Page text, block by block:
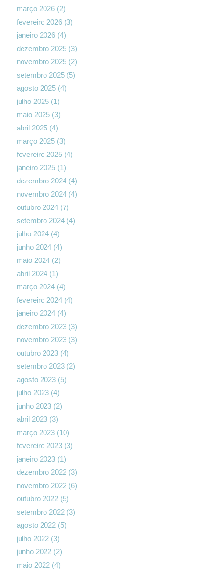
março 2026(2)
fevereiro 2026(3)
janeiro 2026(4)
dezembro 2025(3)
novembro 2025(2)
setembro 2025(5)
agosto 2025(4)
julho 2025(1)
maio 2025(3)
abril 2025(4)
março 2025(3)
fevereiro 2025(4)
janeiro 2025(1)
dezembro 2024(4)
novembro 2024(4)
outubro 2024(7)
setembro 2024(4)
julho 2024(4)
junho 2024(4)
maio 2024(2)
abril 2024(1)
março 2024(4)
fevereiro 2024(4)
janeiro 2024(4)
dezembro 2023(3)
novembro 2023(3)
outubro 2023(4)
setembro 2023(2)
agosto 2023(5)
julho 2023(4)
junho 2023(2)
abril 2023(3)
março 2023(10)
fevereiro 2023(3)
janeiro 2023(1)
dezembro 2022(3)
novembro 2022(6)
outubro 2022(5)
setembro 2022(3)
agosto 2022(5)
julho 2022(3)
junho 2022(2)
maio 2022(4)